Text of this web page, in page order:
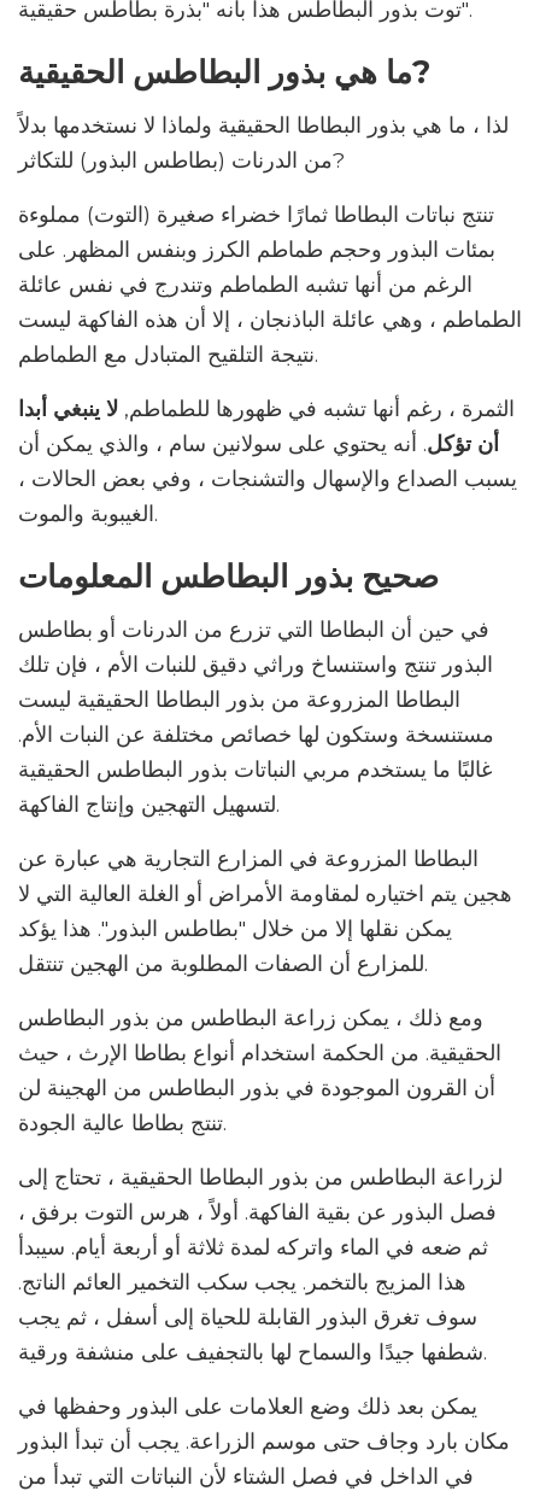
توت بذور البطاطس هذا بأنه "بذرة بطاطس حقيقية".
ما هي بذور البطاطس الحقيقية?
لذا ، ما هي بذور البطاطا الحقيقية ولماذا لا نستخدمها بدلاً
من الدرنات (بطاطس البذور) للتكاثر?
تنتج نباتات البطاطا ثمارًا خضراء صغيرة (التوت) مملوءة
بمئات البذور وحجم طماطم الكرز وبنفس المظهر. على
الرغم من أنها تشبه الطماطم وتندرج في نفس عائلة
الطماطم ، وهي عائلة الباذنجان ، إلا أن هذه الفاكهة ليست
نتيجة التلقيح المتبادل مع الطماطم.
الثمرة ، رغم أنها تشبه في ظهورها للطماطم, لا ينبغي أبدا
أن تؤكل. أنه يحتوي على سولانين سام ، والذي يمكن أن
يسبب الصداع والإسهال والتشنجات ، وفي بعض الحالات ،
الغيبوبة والموت.
صحيح بذور البطاطس المعلومات
في حين أن البطاطا التي تزرع من الدرنات أو بطاطس
البذور تنتج واستنساخ وراثي دقيق للنبات الأم ، فإن تلك
البطاطا المزروعة من بذور البطاطا الحقيقية ليست
مستنسخة وستكون لها خصائص مختلفة عن النبات الأم.
غالبًا ما يستخدم مربي النباتات بذور البطاطس الحقيقية
لتسهيل التهجين وإنتاج الفاكهة.
البطاطا المزروعة في المزارع التجارية هي عبارة عن
هجين يتم اختياره لمقاومة الأمراض أو الغلة العالية التي لا
يمكن نقلها إلا من خلال "بطاطس البذور". هذا يؤكد
للمزارع أن الصفات المطلوبة من الهجين تنتقل.
ومع ذلك ، يمكن زراعة البطاطس من بذور البطاطس
الحقيقية. من الحكمة استخدام أنواع بطاطا الإرث ، حيث
أن القرون الموجودة في بذور البطاطس من الهجينة لن
تنتج بطاطا عالية الجودة.
لزراعة البطاطس من بذور البطاطا الحقيقية ، تحتاج إلى
فصل البذور عن بقية الفاكهة. أولاً ، هرس التوت برفق ،
ثم ضعه في الماء واتركه لمدة ثلاثة أو أربعة أيام. سيبدأ
هذا المزيج بالتخمر. يجب سكب التخمير العائم الناتج.
سوف تغرق البذور القابلة للحياة إلى أسفل ، ثم يجب
شطفها جيدًا والسماح لها بالتجفيف على منشفة ورقية.
يمكن بعد ذلك وضع العلامات على البذور وحفظها في
مكان بارد وجاف حتى موسم الزراعة. يجب أن تبدأ البذور
في الداخل في فصل الشتاء لأن النباتات التي تبدأ من